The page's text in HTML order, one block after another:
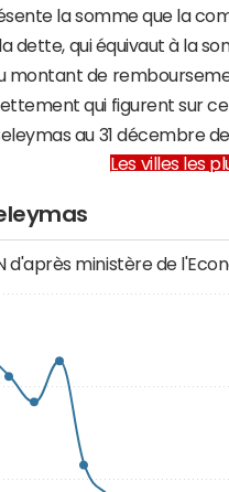
la somme que la
dette, qui équivaut à la
montant de
qui figurent sur
au 31 décembre
Les villes les
d'après ministère de